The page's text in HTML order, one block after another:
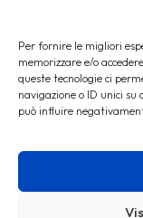
Per fornire le migliori
memorizzare e/o
queste tecnologie ci
navigazione o ID unici su
può influire
di